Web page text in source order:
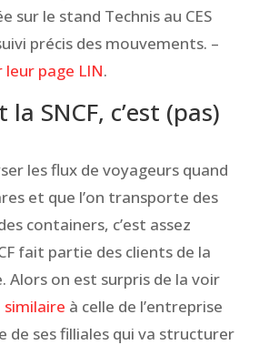
sur le stand Technis au CES
précis des mouvements. –
leur page LIN.
SNCF, c’est (pas)
les flux de voyageurs quand
et que l’on transporte des
containers, c’est assez
fait partie des clients de la
Alors on est surpris de la voir
similaire à celle de l’entreprise
de ses filliales qui va structurer